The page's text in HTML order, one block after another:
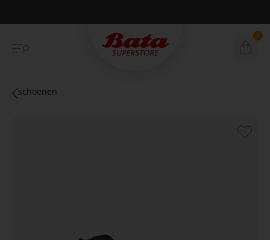
Betaal achteraf met Klarna 0
schoenen